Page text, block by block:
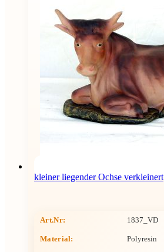
kleiner liegender Ochse verkleinert
Art.Nr: 1837_VD
Material: Polyresin